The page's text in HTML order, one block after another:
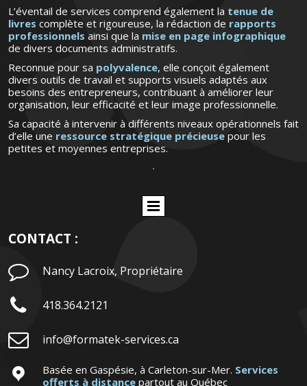
L’éventail de services comprend également la tenue de
livres complète et rigoureuse, la rédaction de rapports
professionnels ainsi que la mise en page infographique
de divers documents administratifs.
Reconnue pour sa polyvalence, elle conçoit également
divers outils de travail et supports visuels adaptés aux
besoins des entrepreneurs, contribuant à améliorer leur
organisation, leur efficacité et leur image professionnelle.
Sa capacité à intervenir à différents niveaux opérationnels fait
d’elle une ressource stratégique précieuse pour les
petites et moyennes entreprises.
CONTACT :
 Nancy Lacroix, Propriétaire
 418.364.2121
 info@formatek-services.ca
 Basée en Gaspésie, à Carleton-sur-Mer. Services
offerts à distance partout au Québec